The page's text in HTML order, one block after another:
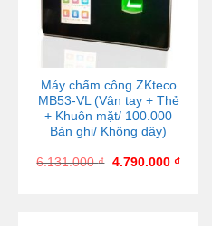
Máy chấm công ZKteco
MB53-VL (Vân tay + Thẻ
+ Khuôn mặt/ 100.000
Bản ghi/ Không dây)
6.131.000₫ 4.790.000 ₫